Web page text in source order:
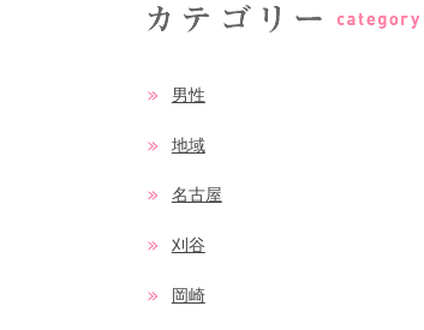
男性
地域
名古屋
刈谷
岡崎